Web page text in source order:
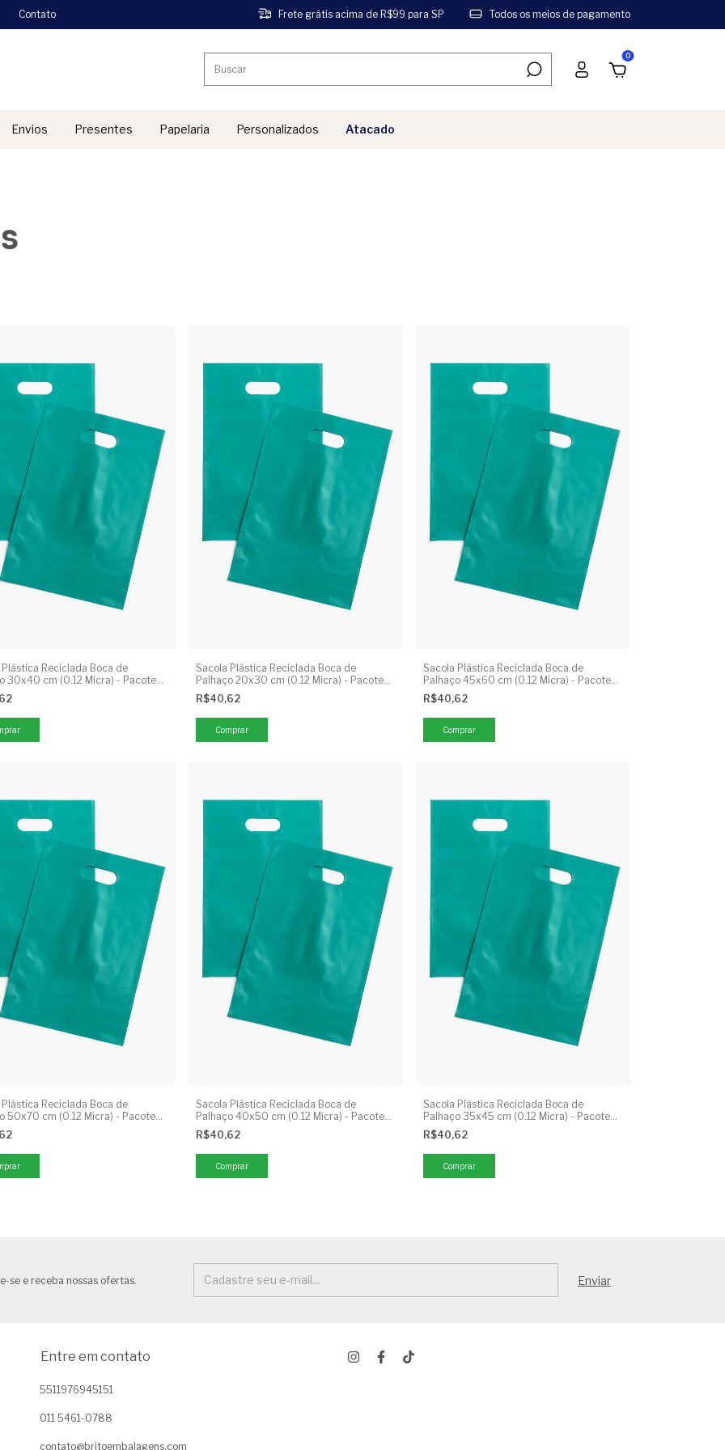
Contato Frete grátis acima de R$99 para SP Todos os meios de pagamento
0
Envios Presentes Papelaria Personalizados Atacado
Reciclada Boca de
30x40 cm (0.12 Micra) - Pacote
Sacola Plástica Reciclada Boca de
Palhaço 20x30 cm (0.12 Micra) - Pacote
1kg
R$40,62
Comprar
Sacola Plástica Reciclada Boca de
Palhaço 45x60 cm (0.12 Micra) - Pacote
1kg
R$40,62
Comprar
Reciclada Boca de
50x70 cm (0.12 Micra) - Pacote
Sacola Plástica Reciclada Boca de
Palhaço 40x50 cm (0.12 Micra) - Pacote
1kg
R$40,62
Comprar
Sacola Plástica Reciclada Boca de
Palhaço 35x45 cm (0.12 Micra) - Pacote
1kg
R$40,62
Comprar
se e receba nossas ofertas.
Entre em contato
5511976945151
011 5461-0788
contato@britoembalagens.com